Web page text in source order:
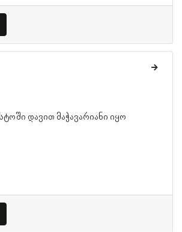
დავით მაჭავარიანი იყო